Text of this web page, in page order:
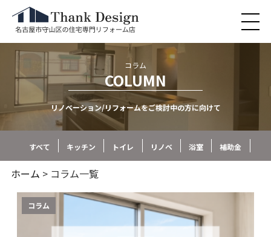
コラム
COLUMN
リノベーション/リフォームをご検討中の方に向けて
すべて キッチン トイレ リノベ 浴室 補助金
ホーム > コラム一覧
コラム